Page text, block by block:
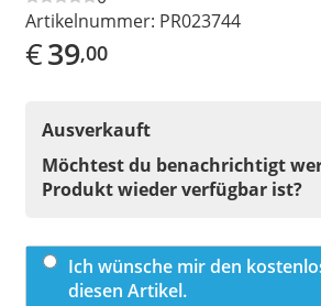
Artikelnummer: PR023744
€39,00
Ausverkauft
Möchtest du benachrichtigt
Produkt wieder verfügbar ist?
Ich wünsche mir den
diesen Artikel.